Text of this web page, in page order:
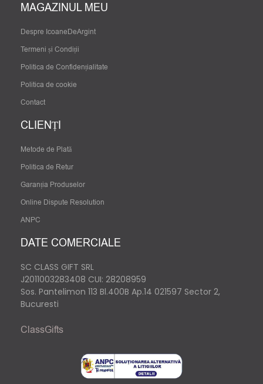
MAGAZINUL MEU
Despre IcoaneDeArgint
Termeni și Condiții
Politica de Confidențialitate
Politica de cookie
Contact
CLIENȚI
Metode de Plată
Politica de Retur
Garanția Produselor
Online Dispute Resolution
ANPC
DATE COMERCIALE
SC CLASS GIFT SRL
J2011003283408 CUI: 28208959
Sos. Pantelimon 113 Bl.400B Ap.14 021597 Sector 2,
Bucuresti
ClassGifts